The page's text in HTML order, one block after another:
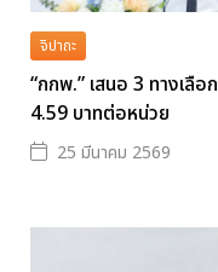
จิปาถะ
“กกพ.” เสนอ 3 ทางเลื
4.59 บาทต่อหน่วย
25 มีนาคม 2569